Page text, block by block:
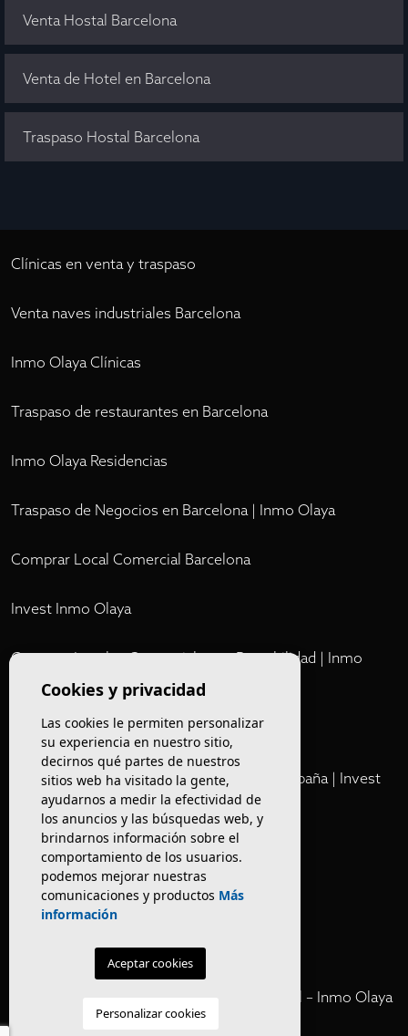
Venta Hostal Barcelona
Venta de Hotel en Barcelona
Traspaso Hostal Barcelona
Clínicas en venta y traspaso
Venta naves industriales Barcelona
Inmo Olaya Clínicas
Traspaso de restaurantes en Barcelona
Inmo Olaya Residencias
Traspaso de Negocios en Barcelona | Inmo Olaya
Comprar Local Comercial Barcelona
Invest Inmo Olaya
Comprar Locales Comerciales en Rentabilidad | Inmo
Olaya
Cartera Privada de Activos Hoteleros en España | Invest
Inmo Olaya
Venta de edificios
Comprar restaurante en Barcelona
Negocios en rentabilidad en Barcelona
Vender Hotel en España | Venta Confidencial – Inmo Olaya
Cookies y privacidad
Las cookies le permiten personalizar
su experiencia en nuestro sitio,
decirnos qué partes de nuestros
sitios web ha visitado la gente,
ayudarnos a medir la efectividad de
los anuncios y las búsquedas web, y
brindarnos información sobre el
comportamiento de los usuarios.
podemos mejorar nuestras
comunicaciones y productos Más
información
Aceptar cookies
Personalizar cookies